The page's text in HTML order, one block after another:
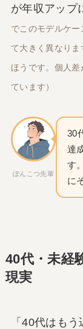
が年収アップ
でこのモデルケ
て大きく異なり
ほうです。個人
ています）
ぽんこつ先輩
30
達
す
に
40代・未経
現実
「40代はも